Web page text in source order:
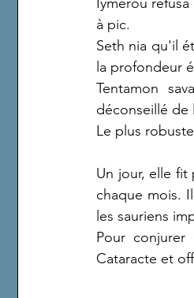
à pic.
Seth nia qu'il
la profondeur
Tentamon
déconseillé de
Le plus
Un jour, elle fit
chaque mois.
les sauriens
Pour
Cataracte et